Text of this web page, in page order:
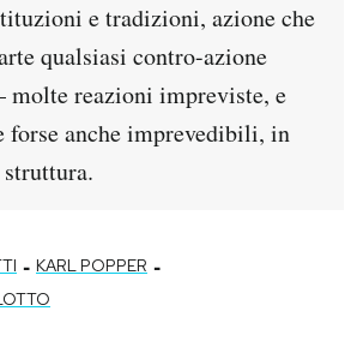
e tradizioni, azione che
qualsiasi contro-azione
molte reazioni impreviste, e
forse anche imprevedibili, in
struttura.
- KARL POPPER -